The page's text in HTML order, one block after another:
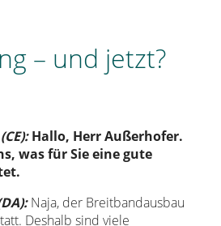
– und jetzt?
Hallo, Herr Außerhofer.
was für Sie eine gute
Naja, der Breitbandausbau
Deshalb sind viele